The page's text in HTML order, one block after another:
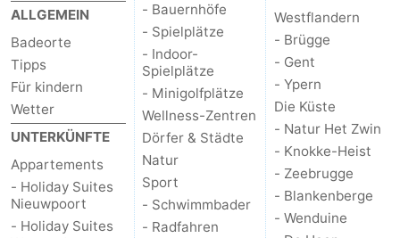
ALLGEMEIN
Badeorte
Tipps
Für kindern
Wetter
UNTERKÜNFTE
Appartements
- Holiday Suites
Nieuwpoort
- Holiday Suites
- Bauernhöfe
- Spielplätze
- Indoor-
Spielplätze
- Minigolfplätze
Wellness-Zentren
Dörfer & Städte
Natur
Sport
- Schwimmbader
- Radfahren
Westflandern
- Brügge
- Gent
- Ypern
Die Küste
- Natur Het Zwin
- Knokke-Heist
- Zeebrugge
- Blankenberge
- Wenduine